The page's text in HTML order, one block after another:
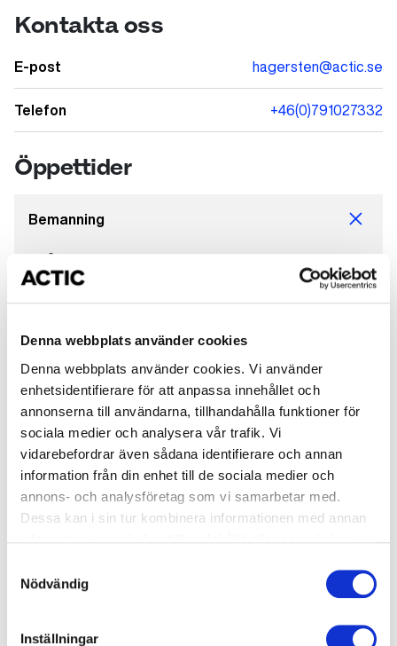
Denna webbplats använder cookies
Denna webbplats använder cookies. Vi använder
enhetsidentifierare för att anpassa innehållet och
annonserna till användarna, tillhandahålla funktioner för
sociala medier och analysera vår trafik. Vi
vidarebefordrar även sådana identifierare och annan
information från din enhet till de sociala medier och
annons- och analysföretag som vi samarbetar med.
Dessa kan i sin tur kombinera informationen med annan
Nödvändig
Inställningar
Kontakta oss
E-post hagersten@actic.se
Telefon +46(0)791027332
Öppettider
Bemanning
Onsdag
Torsdag 08.00-16.00
Fredag 08.00-16.00
Lördag 09.00-14.00
Söndag 09.00-14.00
Måndag 05.00- 23.00
05.00- 23.00
Schema för bastu
07.00-12.00 & 16.00- 20.00